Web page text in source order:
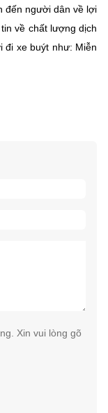
đến người dân về lợi
về chất lượng dịch
đi xe buýt như: Miễn
Xin vui lòng gõ